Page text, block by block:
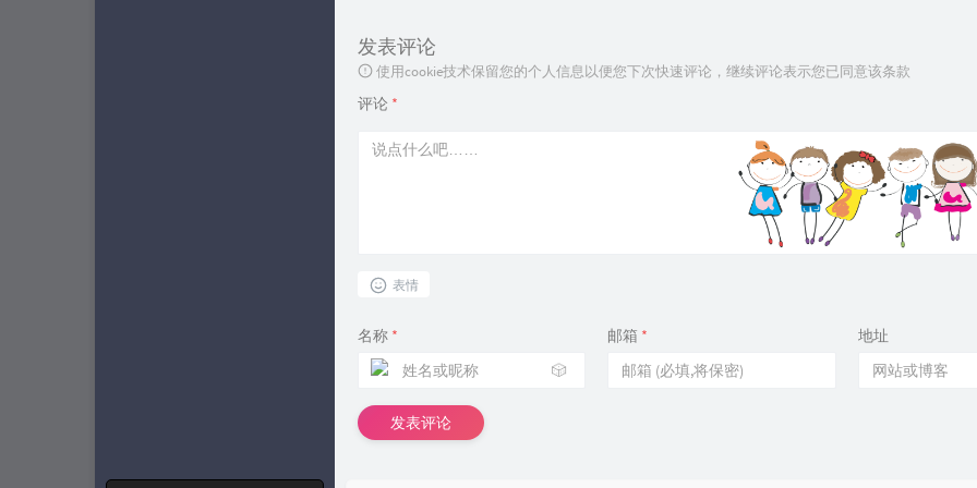
发表评论
使用cookie技术保留您的个人信息以便您下次快速评论，继续评论表示您已同意该条款
评论 *
表情
名称 *
🎲
邮箱 * 地址
发表评论